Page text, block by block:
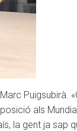
Puigsubirà.
als
la gent ja sap